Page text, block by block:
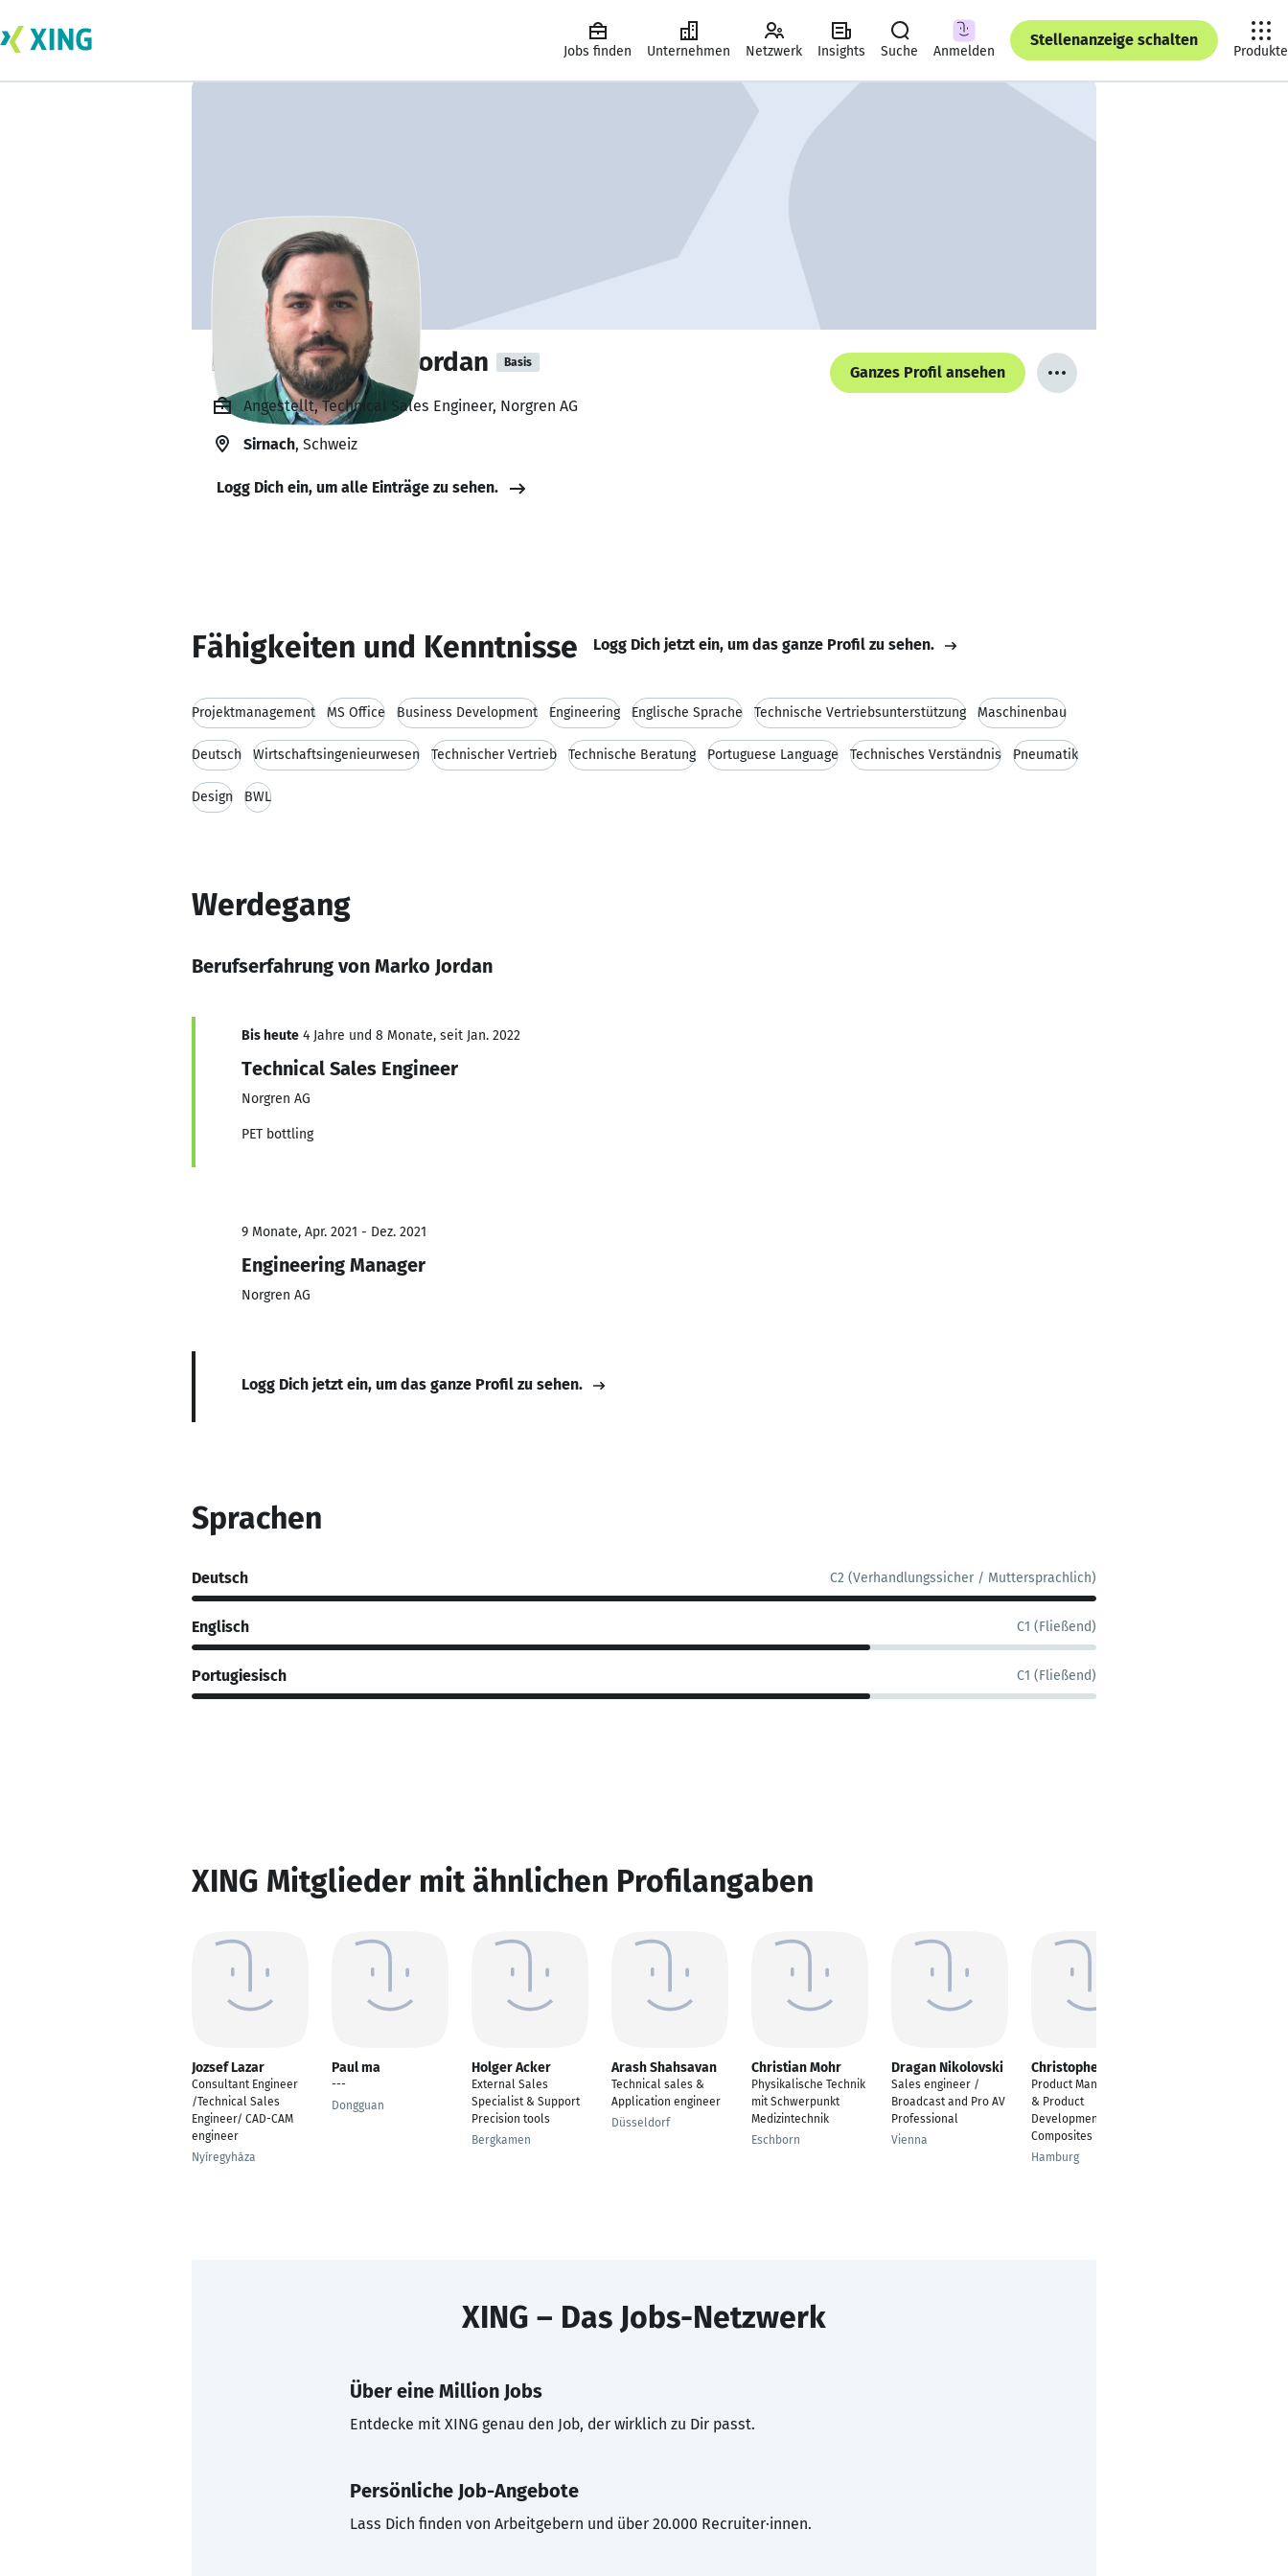
Jobs finden Unternehmen Netzwerk Insights Suche Anmelden
Stellenanzeige schalten
Produkte
Dipl.-Ing. Marko Jordan Basis
Ganzes Profil ansehen
Angestellt, Technical Sales Engineer, Norgren AG
Sirnach, Schweiz
Logg Dich ein, um alle Einträge zu sehen.
Fähigkeiten und Kenntnisse Logg Dich jetzt ein, um das ganze Profil zu sehen.
Projektmanagement MS Office Business Development Engineering Englische Sprache Technische Vertriebsunterstützung Maschinenbau
Deutsch Wirtschaftsingenieurwesen Technischer Vertrieb Technische Beratung Portuguese Language Technisches Verständnis Pneumatik
Design BWL
Werdegang
Berufserfahrung von Marko Jordan
Bis heute 4 Jahre und 8 Monate, seit Jan. 2022
Technical Sales Engineer
Norgren AG
PET bottling
9 Monate, Apr. 2021 - Dez. 2021
Engineering Manager
Norgren AG
Logg Dich jetzt ein, um das ganze Profil zu sehen.
Sprachen
Deutsch C2 (Verhandlungssicher / Muttersprachlich)
Englisch C1 (Fließend)
Portugiesisch C1 (Fließend)
XING Mitglieder mit ähnlichen Profilangaben
Jozsef Lazar
Consultant Engineer
/Technical Sales
Engineer/ CAD-CAM
engineer
Nyíregyháza
Paul ma
---
Dongguan
Holger Acker
External Sales
Specialist & Support
Precision tools
Bergkamen
Arash Shahsavan
Technical sales &
Application engineer
Düsseldorf
Christian Mohr
Physikalische Technik
mit Schwerpunkt
Medizintechnik
Eschborn
Dragan Nikolovski
Sales engineer /
Broadcast and Pro AV
Professional
Vienna
Christopher Gardel
Product Management
& Product
Development
Composites
Hamburg
XING – Das Jobs-Netzwerk
Über eine Million Jobs
Entdecke mit XING genau den Job, der wirklich zu Dir passt.
Persönliche Job-Angebote
Lass Dich finden von Arbeitgebern und über 20.000 Recruiter·innen.